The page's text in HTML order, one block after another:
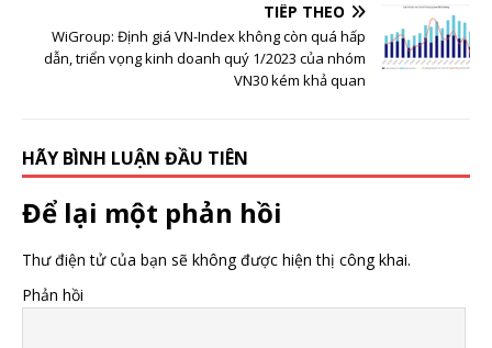
TIẾP THEO
WiGroup: Định giá VN-Index không còn quá hấp
dẫn, triển vọng kinh doanh quý 1/2023 của nhóm
VN30 kém khả quan
HÃY BÌNH LUẬN ĐẦU TIÊN
Để lại một phản hồi
Thư điện tử của bạn sẽ không được hiện thị công khai.
Phản hồi